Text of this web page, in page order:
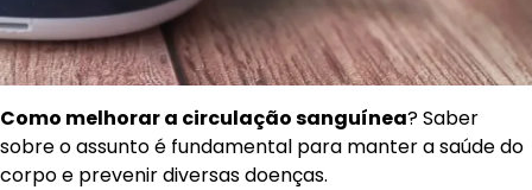
Como melhorar a circulação sanguínea? Saber
sobre o assunto é fundamental para manter a saúde do
corpo e prevenir diversas doenças.